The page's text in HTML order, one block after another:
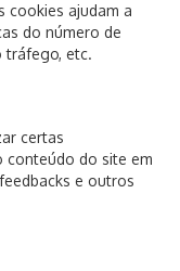
cookies ajudam a
do número de
tráfego, etc.
certas
conteúdo do site em
e outros